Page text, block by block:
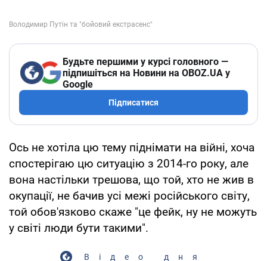
Будьте першими у курсі головного —
підпишіться на Новини на OBOZ.UA у
Google
Підписатися
Ось не хотіла цю тему піднімати на війні, хоча
спостерігаю цю ситуацію з 2014-го року, але
вона настільки трешова, що той, хто не жив в
окупації, не бачив усі межі російського світу,
той обов'язково скаже "це фейк, ну не можуть
у світі люди бути такими".
Відео дня